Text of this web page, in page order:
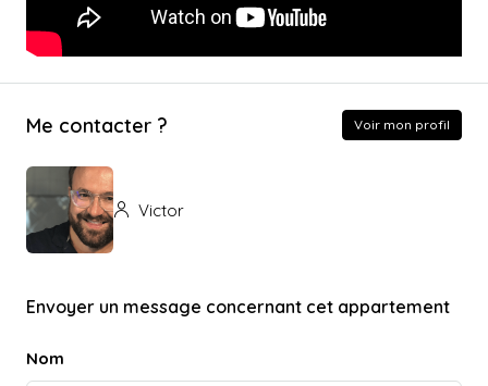
Me contacter ? Voir mon profil
Victor
Envoyer un message concernant cet appartement
Nom